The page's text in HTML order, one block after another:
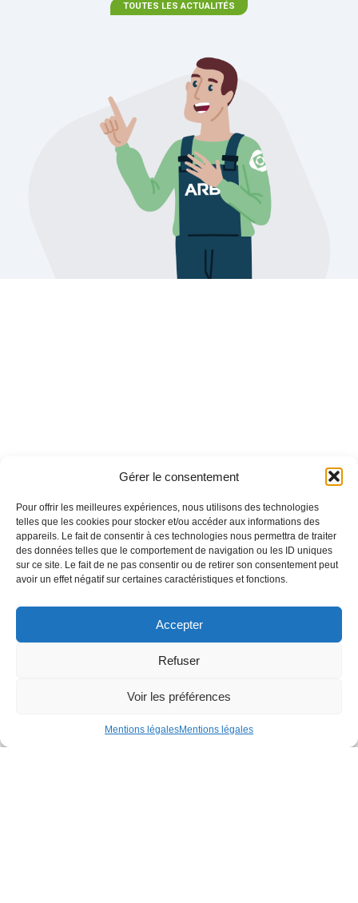
Gérer le consentement
Pour offrir les meilleures expériences, nous utilisons des technologies
telles que les cookies pour stocker et/ou accéder aux informations des
appareils. Le fait de consentir à ces technologies nous permettra de traiter
des données telles que le comportement de navigation ou les ID uniques
sur ce site. Le fait de ne pas consentir ou de retirer son consentement peut
avoir un effet négatif sur certaines caractéristiques et fonctions.
Accepter
Refuser
Voir les préférences
Mentions légalesMentions légales
TOUTES LES ACTUALITÉS